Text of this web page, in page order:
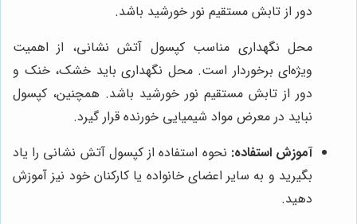
دور از تابش مستقیم نور خورشید باشد.
محل نگهداری مناسب کپسول آتش نشانی، از اهمیت
ویژه‌ای برخوردار است. محل نگهداری باید خشک، خنک و
دور از تابش مستقیم نور خورشید باشد. همچنین، کپسول
نباید در معرض مواد شیمیایی خورنده قرار گیرد.
آموزش استفاده: نحوه استفاده از کپسول آتش نشانی را یاد
بگیرید و به سایر اعضای خانواده یا کارکنان خود نیز آموزش
دهید.